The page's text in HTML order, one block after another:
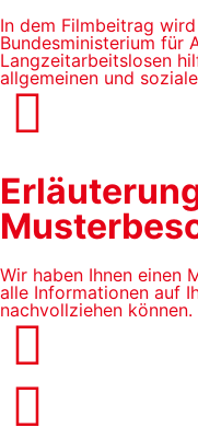
In dem Filmbeitrag
Bundesministerium für
Langzeitarbeitslosen
allgemeinen und
Wir haben Ihnen einen
alle Informationen auf
nachvollziehen können.